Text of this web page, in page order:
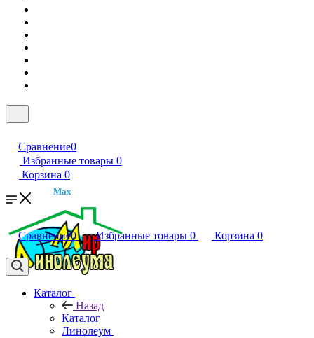
Сравнение0
Избранные товары 0
Корзина 0
Max
Сравнение0 Избранные товары 0 Корзина 0
Каталог
Назад
Каталог
Линолеум